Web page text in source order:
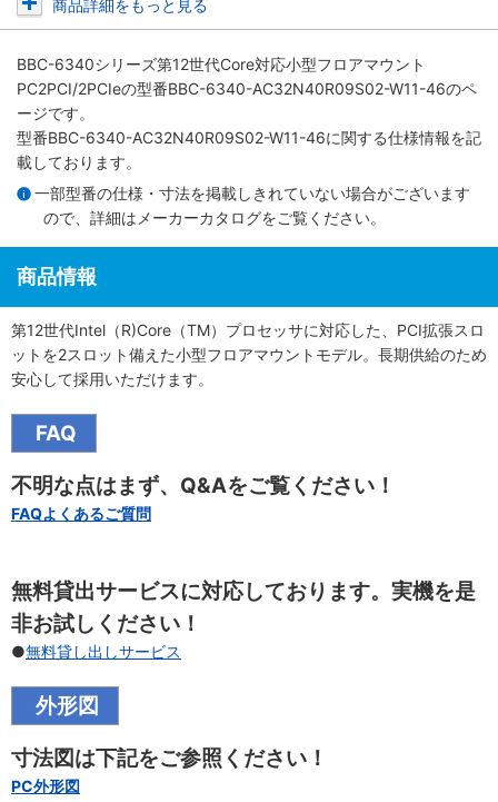
商品詳細をもっと見る
BBC-6340シリーズ第12世代Core対応小型フロアマウント
PC2PCI/2PCIeの型番BBC-6340-AC32N40R09S02-W11-46のペ
ージです。
型番BBC-6340-AC32N40R09S02-W11-46に関する仕様情報を記
載しております。
一部型番の仕様・寸法を掲載しきれていない場合がございます
ので、詳細は メーカーカタログをご覧ください。
商品情報
第12世代Intel（R)Core（TM）プロセッサに対応した、PCI拡張スロ
ットを2スロット備えた小型フロアマウントモデル。長期供給のため
安心して採用いただけます。
FAQ
不明な点はまず、Q&Aをご覧ください！
FAQよくあるご質問
無料貸出サービスに対応しております。実機を是
非お試しください！
●無料貸し出しサービス
外形図
寸法図は下記をご参照ください！
PC外形図